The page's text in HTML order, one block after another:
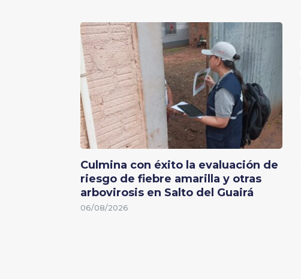
Culmina con éxito la evaluación de
riesgo de fiebre amarilla y otras
arbovirosis en Salto del Guairá
06/08/2026